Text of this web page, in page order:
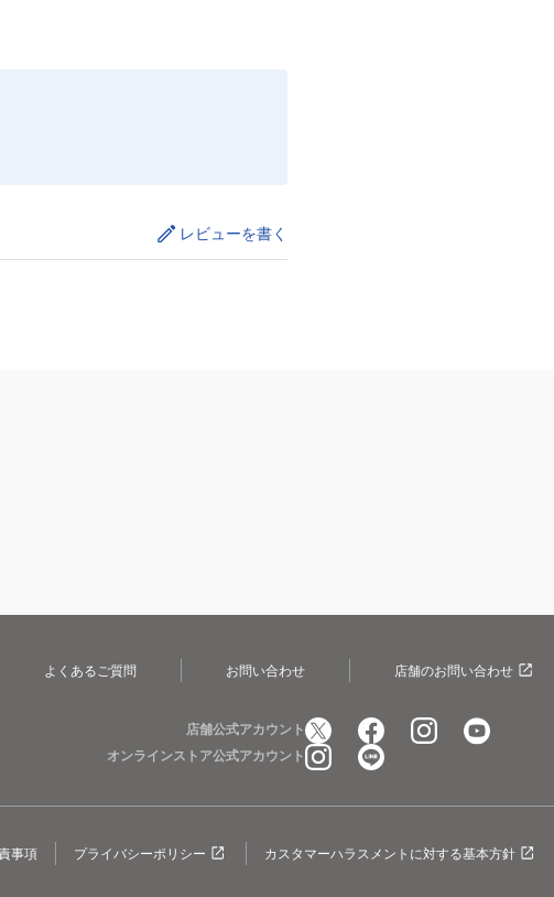
レビューを書く
よくあるご質問 お問い合わせ 店舗のお問い合わせ
店舗公式アカウント
オンラインストア公式アカウント
事項 プライバシーポリシー カスタマーハラスメントに対する基本方針